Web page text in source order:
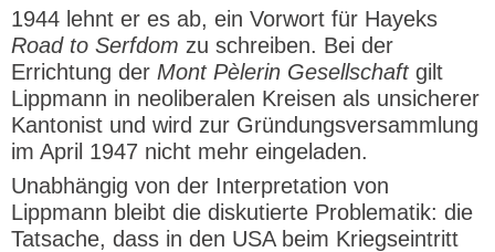
1944 lehnt er es ab, ein Vorwort für Hayeks
Road to Serfdom zu schreiben. Bei der
Errichtung der Mont Pèlerin Gesellschaftgilt
Lippmann in neoliberalen Kreisen als unsicherer
Kantonist und wird zur Gründungsversammlung
im April 1947 nicht mehr eingeladen.
Unabhängig von der Interpretation von
Lippmann bleibt die diskutierte Problematik: die
Tatsache, dass in den USA beim Kriegseintritt